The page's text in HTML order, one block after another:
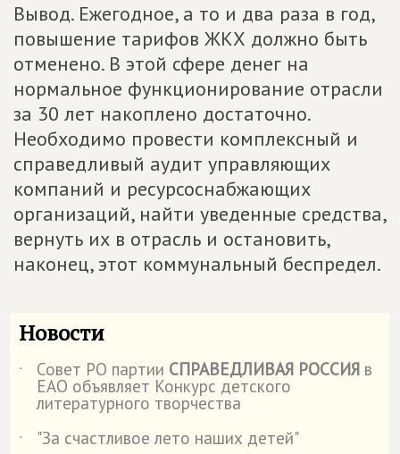
Вывод. Ежегодное, а то и два раза в год,
повышение тарифов ЖКХ должно быть
отменено. В этой сфере денег на
нормальное функционирование отрасли
за 30 лет накоплено достаточно.
Необходимо провести комплексный и
справедливый аудит управляющих
компаний и ресурсоснабжающих
организаций, найти уведенные средства,
вернуть их в отрасль и остановить,
наконец, этот коммунальный беспредел.
Новости
˙ Совет РО партии СПРАВЕДЛИВАЯ РОССИЯ в
ЕАО объявляет Конкурс детского
литературного творчества
˙
"За счастливое лето наших детей"